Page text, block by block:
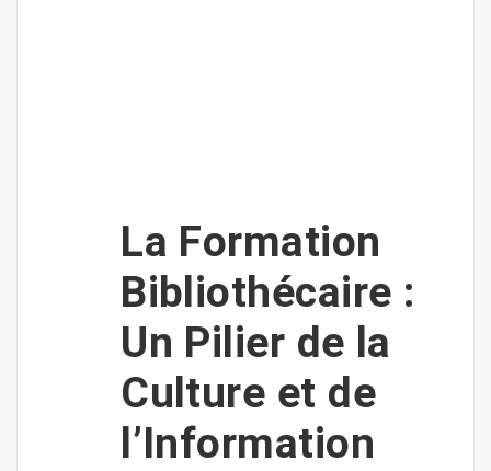
La Formation
Bibliothécaire :
Un Pilier de la
Culture et de
l’Information